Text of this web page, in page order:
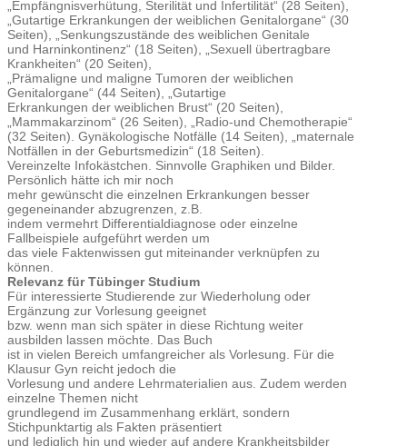
„Empfängnisverhütung, Sterilität und Infertilität“ (28 Seiten),
„Gutartige Erkrankungen der weiblichen Genitalorgane“ (30
Seiten), „Senkungszustände des weiblichen Genitale
und Harninkontinenz“ (18 Seiten), „Sexuell übertragbare
Krankheiten“ (20 Seiten),
„Prämaligne und maligne Tumoren der weiblichen
Genitalorgane“ (44 Seiten), „Gutartige
Erkrankungen der weiblichen Brust“ (20 Seiten),
„Mammakarzinom“ (26 Seiten), „Radio-und Chemotherapie“
(32 Seiten). Gynäkologische Notfälle (14 Seiten), „maternale
Notfällen in der Geburtsmedizin“ (18 Seiten).
Vereinzelte Infokästchen. Sinnvolle Graphiken und Bilder.
Persönlich hätte ich mir noch
mehr gewünscht die einzelnen Erkrankungen besser
gegeneinander abzugrenzen, z.B.
indem vermehrt Differentialdiagnose oder einzelne
Fallbeispiele aufgeführt werden um
das viele Faktenwissen gut miteinander verknüpfen zu
können.
Relevanz für Tübinger Studium
Für interessierte Studierende zur Wiederholung oder
Ergänzung zur Vorlesung geeignet
bzw. wenn man sich später in diese Richtung weiter
ausbilden lassen möchte. Das Buch
ist in vielen Bereich umfangreicher als Vorlesung. Für die
Klausur Gyn reicht jedoch die
Vorlesung und andere Lehrmaterialien aus. Zudem werden
einzelne Themen nicht
grundlegend im Zusammenhang erklärt, sondern
Stichpunktartig als Fakten präsentiert
und lediglich hin und wieder auf andere Krankheitsbilder